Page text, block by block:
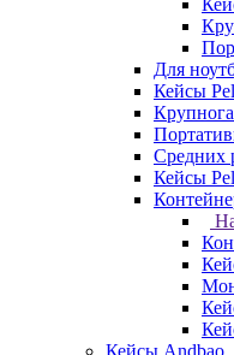
Для
Кейсы
Средних
Кейсы
Кейсы Andbao